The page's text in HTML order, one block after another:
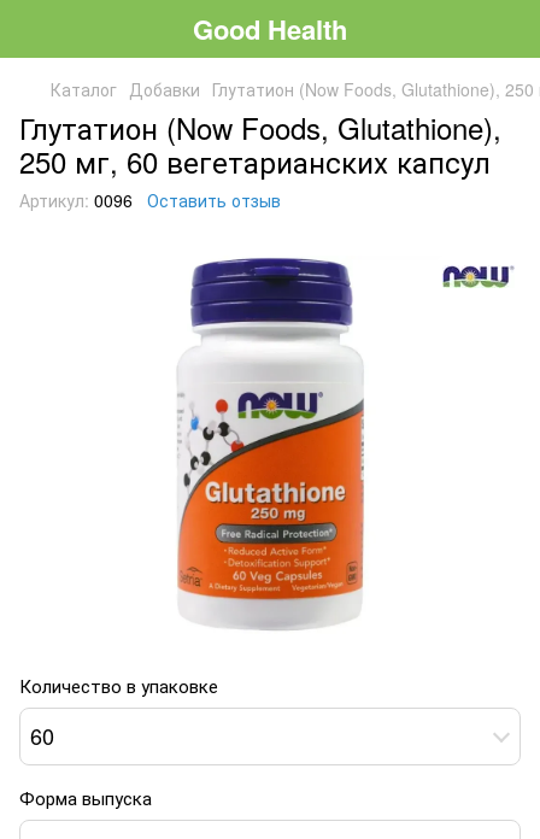
Good Health
Каталог Добавки Глутатион (Now Foods, Glutathione),
Глутатион (Now Foods, Glutathione),
250 мг, 60 вегетарианских капсул
Артикул: 0096 Оставить отзыв
Количество в упаковке
60
Форма выпуска